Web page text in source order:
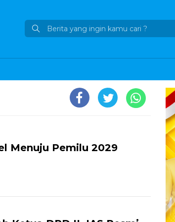
Menuju Pemilu 2029